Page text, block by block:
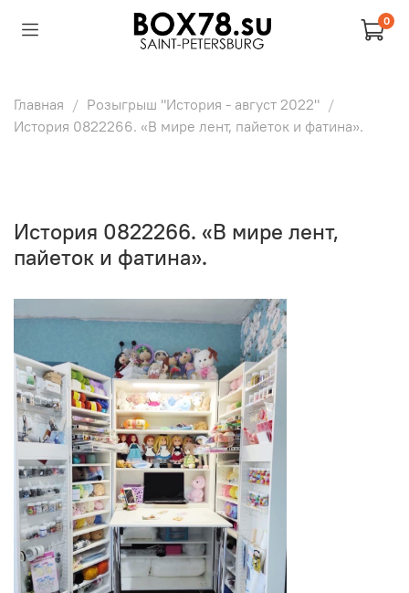
0
Главная
Розыгрыш "История - август 2022"
История 0822266. «В мире лент, пайеток и фатина».
История 0822266. «В мире лент,
пайеток и фатина».